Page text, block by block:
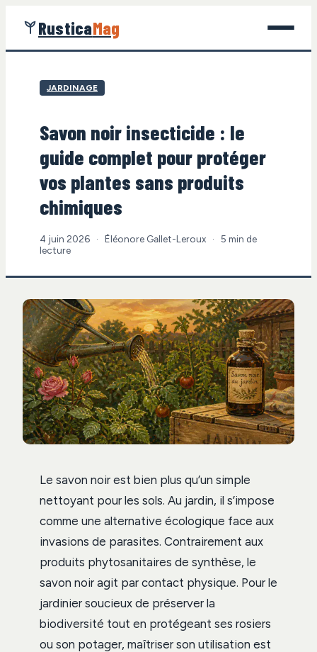
RusticaMag
Jardinage
Maison
Écologie
Gastronomie
JARDINAGE
Savon noir insecticide : le
guide complet pour protéger
vos plantes sans produits
chimiques
4 juin 2026 · Éléonore Gallet-Leroux ·
5 min de
lecture
Le savon noir est bien plus qu’un simple
nettoyant pour les sols. Au jardin, il s’impose
comme une alternative écologique face aux
invasions de parasites. Contrairement aux
produits phytosanitaires de synthèse, le
savon noir agit par contact physique. Pour le
jardinier soucieux de préserver la
biodiversité tout en protégeant ses rosiers
ou son potager, maîtriser son utilisation est